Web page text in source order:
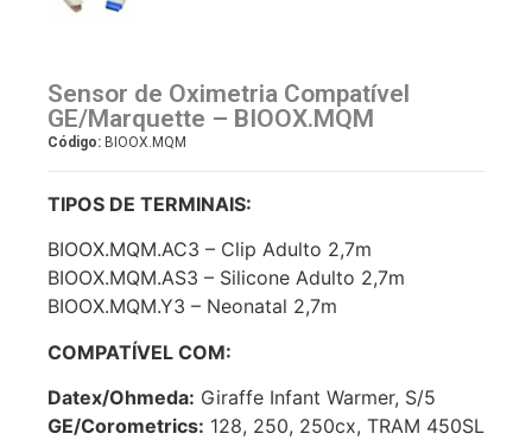
Sensor de Oximetria Compatível
GE/Marquette – BIOOX.MQM
Código: BIOOX.MQM
TIPOS DE TERMINAIS:
BIOOX.MQM.AC3 – Clip Adulto 2,7m
BIOOX.MQM.AS3 – Silicone Adulto 2,7m
BIOOX.MQM.Y3 – Neonatal 2,7m
COMPATÍVEL COM:
Datex/Ohmeda: Giraffe Infant Warmer, S/5
GE/Corometrics: 128, 250, 250cx, TRAM 450SL